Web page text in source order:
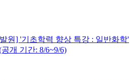
원] '기초학력 향상 특강 : 일반화학'
개 기간: 8/6~9/6)